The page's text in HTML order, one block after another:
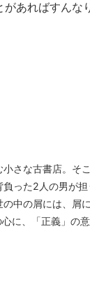
あればすんな
さな古書店。そ
った2人の男が担
の中の屑には、屑
に、「正義」の